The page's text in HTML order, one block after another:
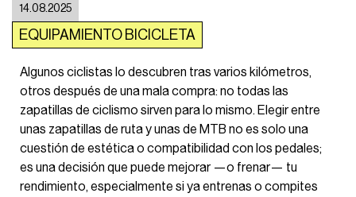
14.08.2025
EQUIPAMIENTO BICICLETA
Algunos ciclistas lo descubren tras varios kilómetros,
otros después de una mala compra: no todas las
zapatillas de ciclismo sirven para lo mismo. Elegir entre
unas zapatillas de ruta y unas de MTB no es solo una
cuestión de estética o compatibilidad con los pedales;
es una decisión que puede mejorar —o frenar— tu
rendimiento, especialmente si ya entrenas o compites